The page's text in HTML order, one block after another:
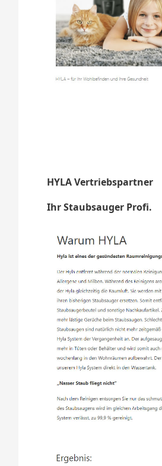
HYLA Vertriebspartner
Ihr Staubsauger Profi.